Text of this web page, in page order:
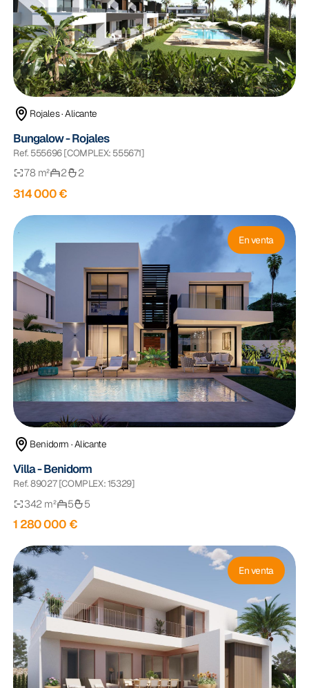
Rojales · Alicante
Bungalow - Rojales
Ref. 555696 [COMPLEX: 555671]
78 m² 2 2
314 000 €
En venta
Benidorm · Alicante
Villa - Benidorm
Ref. 89027 [COMPLEX: 15329]
342 m² 5 5
1 280 000 €
En venta